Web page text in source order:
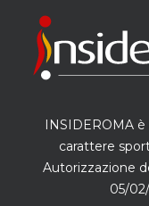
INSIDEROMA
carattere
Autorizzazione
05/